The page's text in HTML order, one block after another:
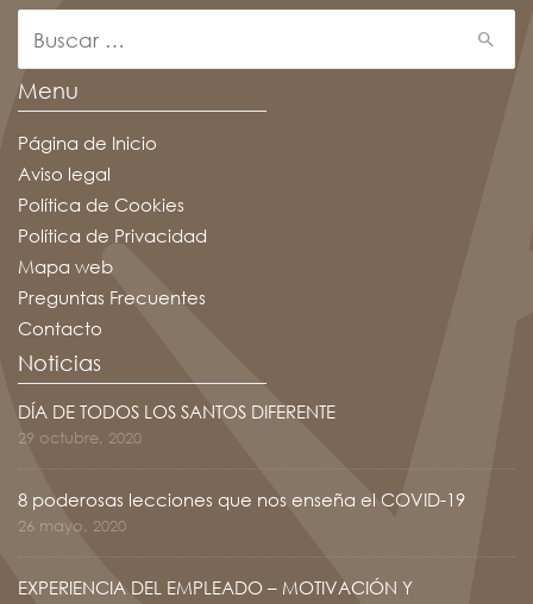
Menu
Página de Inicio
Aviso legal
Política de Cookies
Política de Privacidad
Mapa web
Preguntas Frecuentes
Contacto
Noticias
DÍA DE TODOS LOS SANTOS DIFERENTE
29 octubre, 2020
8 poderosas lecciones que nos enseña el COVID-19
26 mayo, 2020
EXPERIENCIA DEL EMPLEADO – MOTIVACIÓN Y